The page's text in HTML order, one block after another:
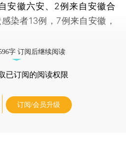
安徽六安、2例来自安徽合
染者13例，7例来自安徽，
字 订阅后继续阅读
已订阅的阅读权限
订阅/会员升级